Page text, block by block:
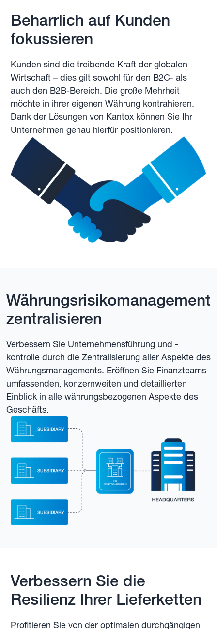
Beharrlich auf Kunden
fokussieren
Kunden sind die treibende Kraft der globalen
Wirtschaft – dies gilt sowohl für den B2C- als
auch den B2B-Bereich. Die große Mehrheit
möchte in ihrer eigenen Währung kontrahieren.
Dank der Lösungen von Kantox können Sie Ihr
Unternehmen genau hierfür positionieren.
Währungsrisikomanagement
zentralisieren
Verbessern Sie Unternehmensführung und -
kontrolle durch die Zentralisierung aller Aspekte des
Währungsmanagements. Eröffnen Sie Finanzteams
umfassenden, konzernweiten und detaillierten
Einblick in alle währungsbezogenen Aspekte des
Geschäfts.
Verbessern Sie die
Resilienz Ihrer Lieferketten
Profitieren Sie von der optimalen durchgängigen